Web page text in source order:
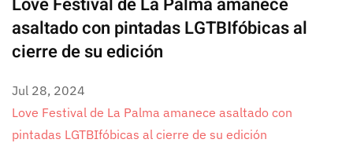
asaltado con pintadas LGTBIfóbicas al
cierre de su edición
Jul 28, 2024
Love Festival de La Palma amanece asaltado con
pintadas LGTBIfóbicas al cierre de su edición